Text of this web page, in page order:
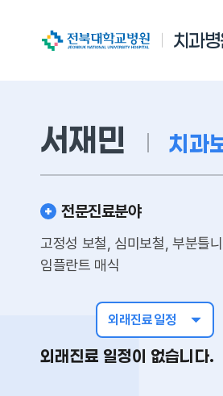
전북대학교병원 치과
서재민 치과
전문진료분야
고정성 보철, 심미보철, 부분틀
임플란트 매식
외래진료일정
외래진료 일정이 없습니다.